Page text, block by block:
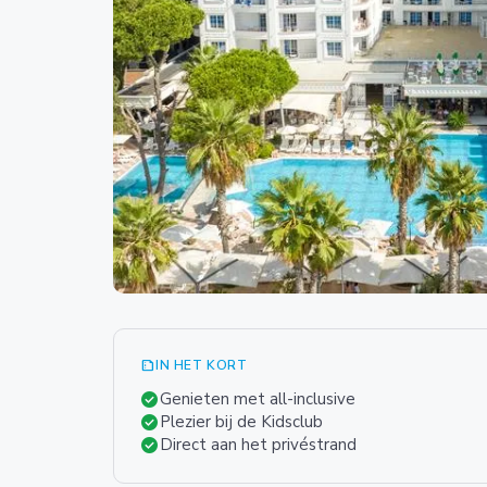
summarizeIN HET KORT
check_circleGenieten met all-inclusive
check_circlePlezier bij de Kidsclub
check_circleDirect aan het privéstrand